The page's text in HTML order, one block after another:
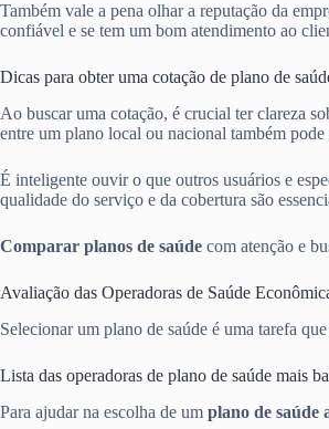
Também vale a pena olhar a reputação da
confiável e se tem um bom atendimento ao
Dicas para obter uma cotação de plano de
Ao buscar uma cotação, é crucial ter clareza
entre um plano local ou nacional também
É inteligente ouvir o que outros usuários e
qualidade do serviço e da cobertura são
Comparar planos de saúde com atenção e
Avaliação das Operadoras de Saúde
Selecionar um plano de saúde é uma tarefa
Lista das operadoras de plano de saúde mais
Para ajudar na escolha de um plano de saúde